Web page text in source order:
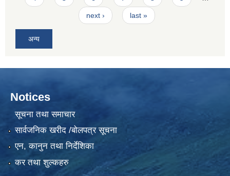
next › last »
अन्य
Notices
सूचना तथा समाचार
सार्वजनिक खरीद /बोलपत्र सूचना
एन, कानुन तथा निर्देशिका
कर तथा शुल्कहरु